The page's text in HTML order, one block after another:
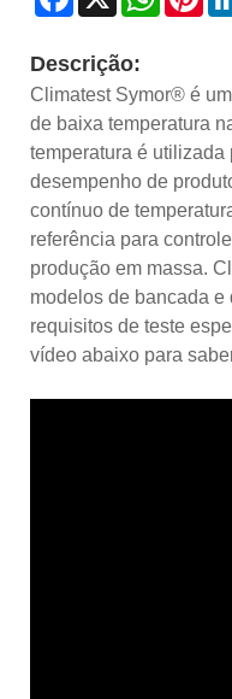
Descrição:
Climatest Symor® é
de baixa temperatura
temperatura é utilizada
desempenho de
contínuo de
referência para
produção em massa.
modelos de bancada
requisitos de teste
vídeo abaixo para